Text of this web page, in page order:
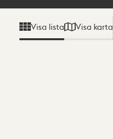
Visa lista Visa karta